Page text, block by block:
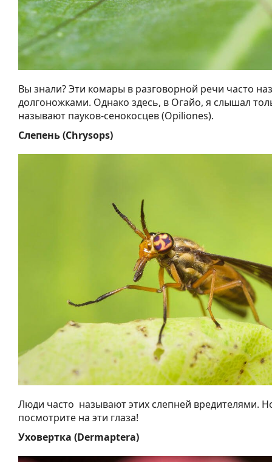
Вы знали? Эти комары в разговорной речи часто
долгоножками. Однако здесь, в Огайо, я слышал
называют пауков-сенокосцев (Opiliones).
Слепень (Chrysops)
Люди часто называют этих слепней вредителями.
посмотрите на эти глаза!
Уховертка (Dermaptera)